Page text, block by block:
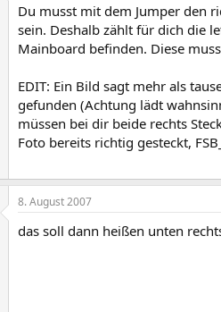
Du musst mit dem Jumper den
sein. Deshalb zählt für dich die
Mainboard befinden. Diese
EDIT: Ein Bild sagt mehr als
gefunden (Achtung lädt
müssen bei dir beide rechts
Foto bereits richtig gesteckt,
8. August 2007
das soll dann heißen unten